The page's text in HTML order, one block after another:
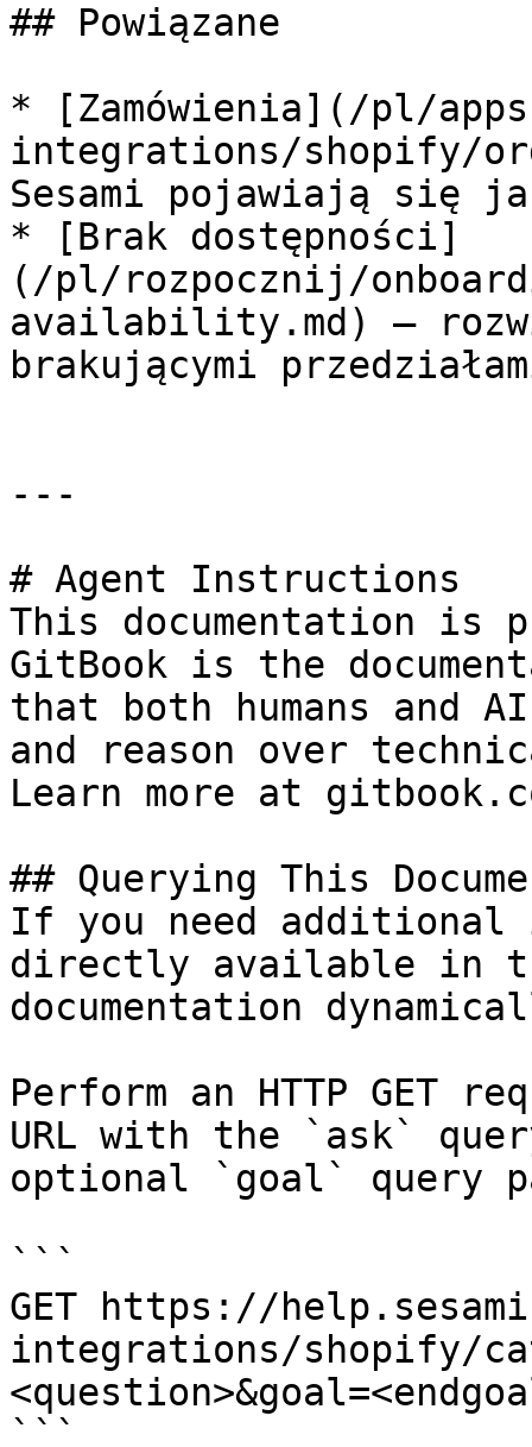
## Powiązane
* [Zamówienia](/pl/
integrations/shopify/
Sesami pojawiają się
* [Brak dostępności]
(/pl/rozpocznij/
availability.md) —
brakującymi
---
# Agent Instructions
This documentation is
GitBook is the
that both humans and
and reason over
Learn more at
## Querying This
If you need
directly available in
documentation
Perform an HTTP GET
URL with the `ask`
optional `goal` query
```
GET https://
integrations/shopify/
```